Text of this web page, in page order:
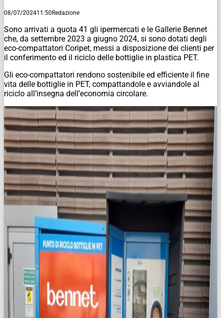
08/07/202411:50Redazione
Sono arrivati a quota 41 gli ipermercati e le Gallerie Bennet
che, da settembre 2023 a giugno 2024, si sono dotati degli
eco-compattatori Coripet, messi a disposizione dei clienti per
il conferimento ed il riciclo delle bottiglie in plastica PET.
Gli eco-compattatori rendono sostenibile ed efficiente il fine
vita delle bottiglie in PET, compattandole e avviandole al
riciclo all’insegna dell’economia circolare.